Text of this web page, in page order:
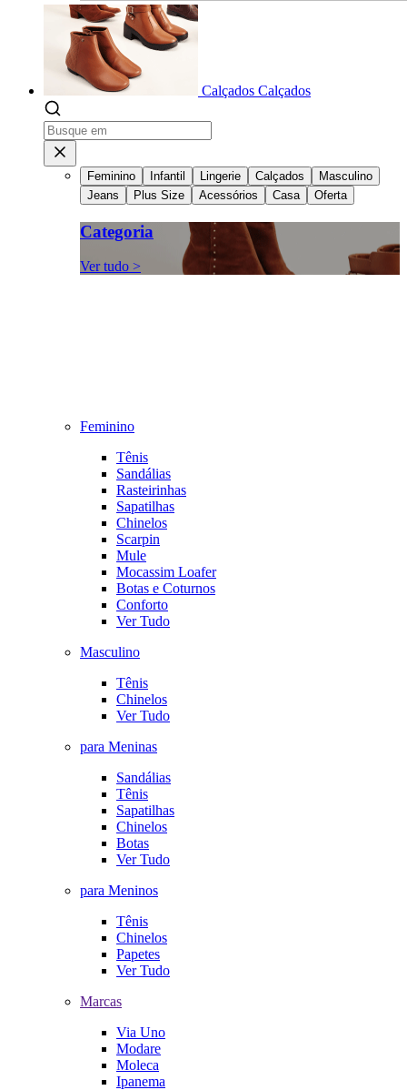
Calçados Calçados
Feminino Infantil Lingerie Calçados
Masculino
Jeans
Plus Size Acessórios Casa Oferta
Categoria
Ver tudo >
Feminino
Tênis
Sandálias
Rasteirinhas
Sapatilhas
Chinelos
Scarpin
Mule
Mocassim Loafer
Botas e Coturnos
Conforto
Ver Tudo
Masculino
Tênis
Chinelos
Ver Tudo
para Meninas
Sandálias
Tênis
Sapatilhas
Chinelos
Botas
Ver Tudo
para Meninos
Tênis
Chinelos
Papetes
Ver Tudo
Marcas
Via Uno
Modare
Moleca
Ipanema